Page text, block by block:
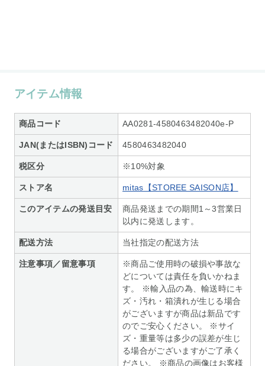
アイテム情報
商品コード AA0281-4580463482040e-P
JAN(またはISBN)コード 4580463482040
税区分 ※10%対象
ストア名 mitas【STOREE SAISON店】
このアイテムの発送目安
商品発送までの期間1～3営業日
以内に発送します。
配送方法 当社指定の配送方法
注意事項／留意事項
※商品ご使用時の破損や事故な
どについては責任を負いかねま
す。 ※輸入品の為、輸送時にキ
ズ・汚れ・箱潰れが生じる場合
がございますが商品は新品です
のでご安心ください。 ※サイ
ズ・重量等は多少の誤差が生じ
る場合がございますがご了承く
ださい。 ※商品の画像はお客様